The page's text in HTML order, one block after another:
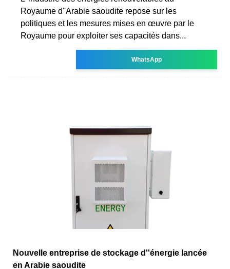
Royaume d''Arabie saoudite repose sur les
politiques et les mesures mises en œuvre par le
Royaume pour exploiter ses capacités dans...
WhatsApp
Nouvelle entreprise de stockage d''énergie lancée
en Arabie saoudite